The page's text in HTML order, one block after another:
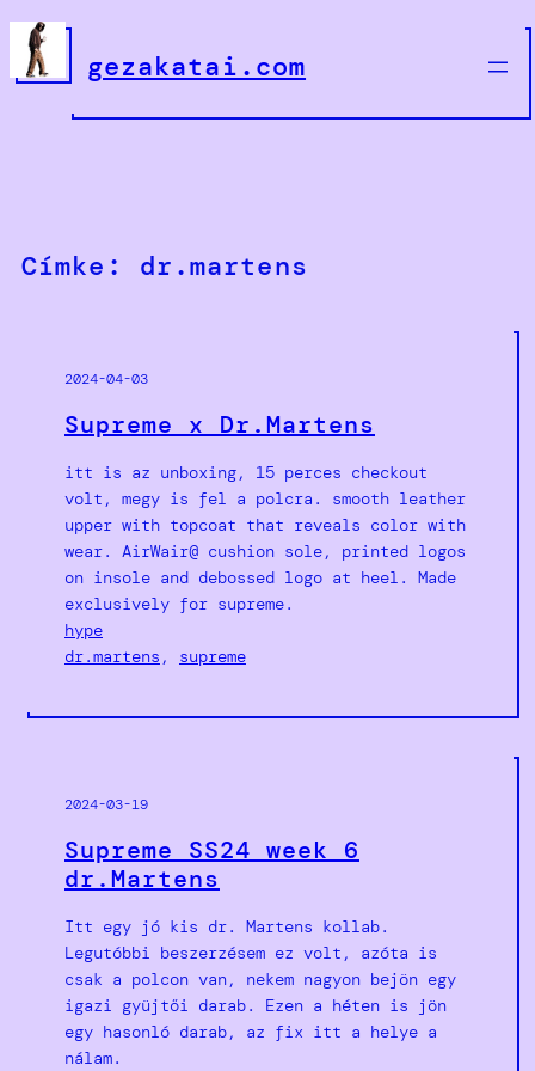
Ugrás
tartalomhozgezakatai.com
Címke: dr.martens
2024-04-03
Supreme x Dr.Martens
itt is az unboxing, 15 perces checkout
volt, megy is fel a polcra. smooth leather
upper with topcoat that reveals color with
wear. AirWair@ cushion sole, printed logos
on insole and debossed logo at heel. Made
exclusively for supreme.
hype
dr.martens , supreme
2024-03-19
Supreme SS24 week 6
dr.Martens
Itt egy jó kis dr. Martens kollab.
Legutóbbi beszerzésem ez volt, azóta is
csak a polcon van, nekem nagyon bejön egy
igazi gyüjtői darab. Ezen a héten is jön
egy hasonló darab, az fix itt a helye a
nálam.